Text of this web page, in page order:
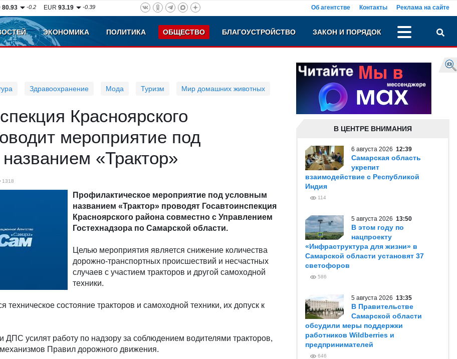
80.93 -0.2 EUR93.19 -0.39 Об агентстве Контакты Реклама на сайте
ЭКОНОМИКА ПОЛИТИКА ОБЩЕСТВО БЛАГОУСТРОЙСТВО ЗАКОН И ПОРЯДОК
Здравоохранение Мода Туризм Мир домашних животных
Красноярского
мероприятие под
«Трактор»
1318
Профилактическое мероприятие под условным
названием «Трактор» проводят Госавтоинспекция
Красноярского района совместно с Управлением
Гостехнадзора по Самарской области.
Целью мероприятия является снижение количества
дорожно-транспортных происшествий и несчастных
случаев с участием тракторов и другой самоходной
техники.
техническое состояние тракторов и самоходной техники, их допуск к
ДПС усилят работу по надзору за соблюдением водителями тракторов,
Правил дорожного движения.
В ЦЕНТРЕ ВНИМАНИЯ
6 августа 2026 12:39
Самарская область
укрепит
взаимодействие с Республикой
Индия
114
5 августа 2026 13:50
В этом году по
нацпроекту
«Инфраструктура для жизни» в
Самарской области установят 37
светофоров
586
5 августа 2026 13:35
В Правительстве
Самарской области
обсудили меры поддержки
работников Wildberries и
предпринимателей
646